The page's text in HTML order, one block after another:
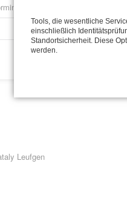
Leufgen
Tools, die wesentliche
einschließlich
Standortsicherheit. Diese
werden.